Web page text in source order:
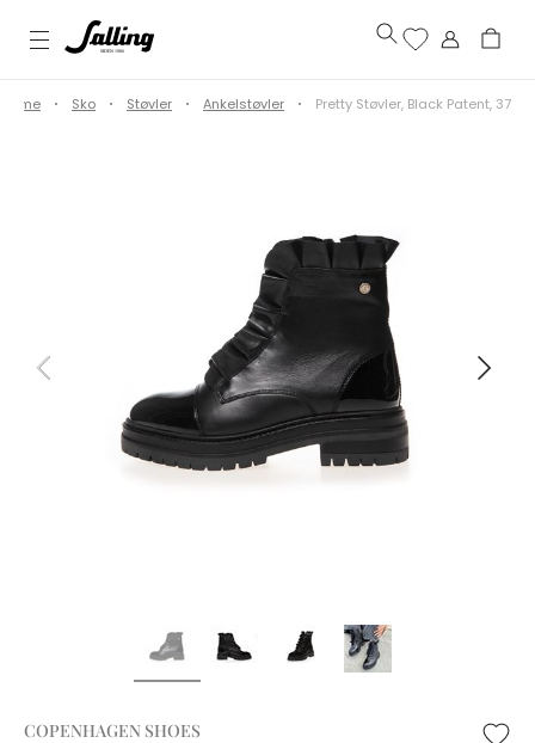
Dame Sko Støvler Ankelstøvler Pretty Støvler, Black Patent, 37
COPENHAGEN SHOES